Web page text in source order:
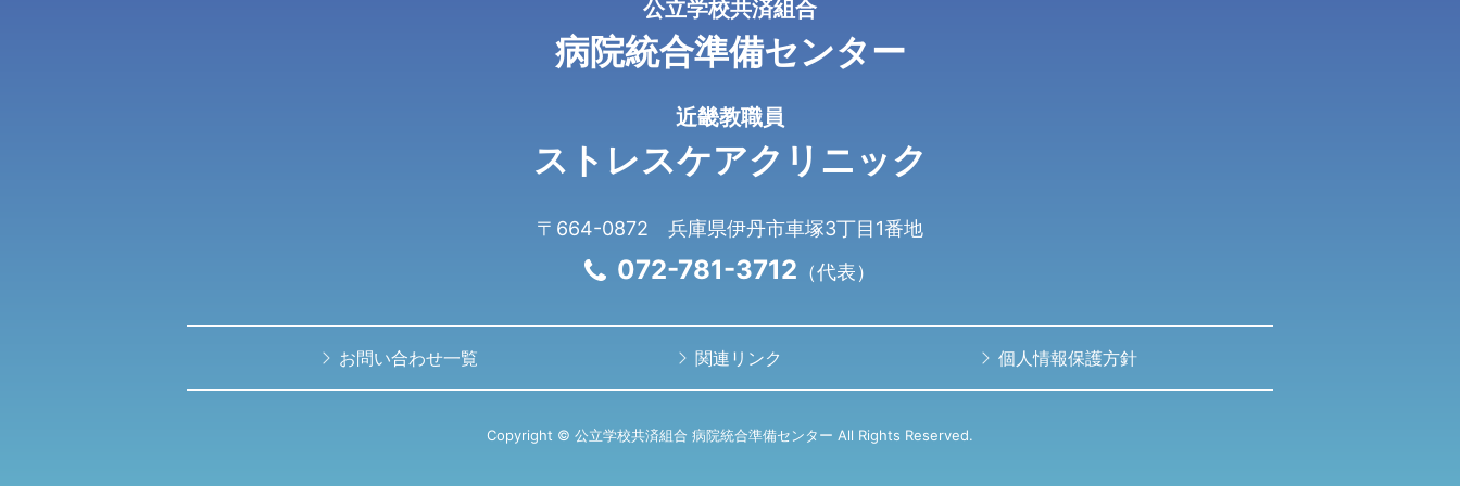
公⽴学校共済組合
病院統合準備センター
近畿教職員
ストレスケアクリニック
〒664-0872 兵庫県伊丹市⾞塚3丁⽬1番地
072-781-3712 （代表）
お問い合わせ⼀覧 関連リンク 個人情報保護方針
Copyright © 公立学校共済組合 病院統合準備センター All Rights Reserved.